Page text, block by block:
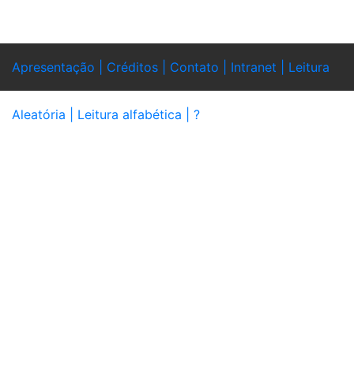
Apresentação | Créditos | Contato | Intranet | Leitura
Aleatória | Leitura alfabética | ?